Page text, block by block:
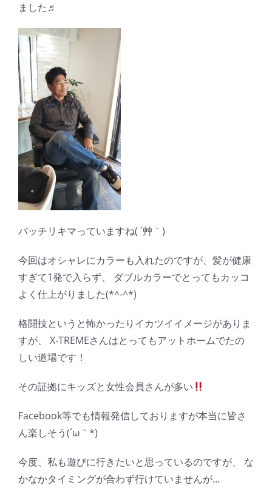
ました♬
バッチリキマっていますね( ´艸｀)
今回はオシャレにカラーも入れたのですが、髪が健康
すぎて1発で入らず、 ダブルカラーでとってもカッコ
よく仕上がりました(*^-^*)
格闘技というと怖かったりイカツイイメージがありま
すが、 X-TREMEさんはとってもアットホームでたの
しい道場です！
その証拠にキッズと女性会員さんが多い
Facebook等でも情報発信しておりますが本当に皆さ
ん楽しそう(´ω｀*)
今度、私も遊びに行きたいと思っているのですが、 な
かなかタイミングが合わず行けていませんが…